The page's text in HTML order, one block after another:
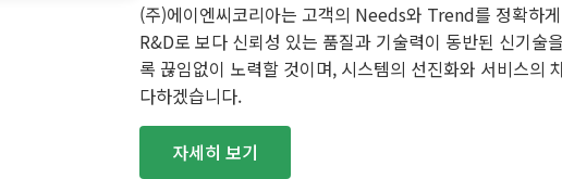
(주)에이엔씨코리아는 고객의 Needs와 Trend를 정확하
R&D로 보다 신뢰성 있는 품질과 기술력이 동반된 신기술
록 끊임없이 노력할 것이며, 시스템의 선진화와 서비스의
다하겠습니다.
자세히 보기